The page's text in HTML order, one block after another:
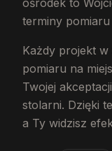
terminy
Każdy projekt
pomiaru na
Twojej
stolarni. Dzięki
a Ty widzisz